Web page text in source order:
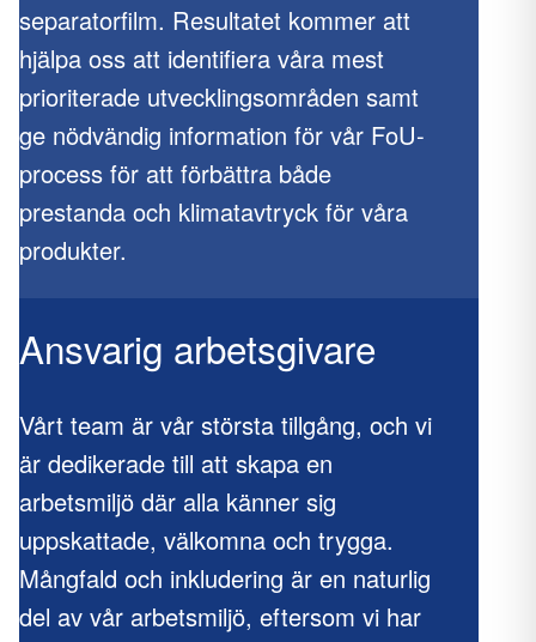
separatorfilm. Resultatet kommer att
hjälpa oss att identifiera våra mest
prioriterade utvecklingsområden samt
ge nödvändig information för vår FoU-
process för att förbättra både
prestanda och klimatavtryck för våra
produkter.
Ansvarig arbetsgivare
Vårt team är vår största tillgång, och vi
är dedikerade till att skapa en
arbetsmiljö där alla känner sig
uppskattade, välkomna och trygga.
Mångfald och inkludering är en naturlig
del av vår arbetsmiljö, eftersom vi har